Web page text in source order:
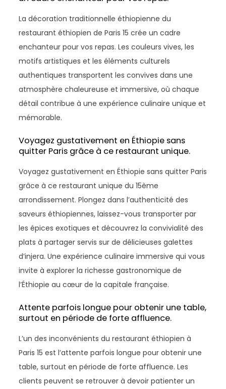
La décoration traditionnelle éthiopienne du
restaurant éthiopien de Paris 15 crée un cadre
enchanteur pour vos repas. Les couleurs vives, les
motifs artistiques et les éléments culturels
authentiques transportent les convives dans une
atmosphère chaleureuse et immersive, où chaque
détail contribue à une expérience culinaire unique et
mémorable.
Voyagez gustativement en Éthiopie sans
quitter Paris grâce à ce restaurant unique.
Voyagez gustativement en Éthiopie sans quitter Paris
grâce à ce restaurant unique du 15ème
arrondissement. Plongez dans l’authenticité des
saveurs éthiopiennes, laissez-vous transporter par
les épices exotiques et découvrez la convivialité des
plats à partager servis sur de délicieuses galettes
d’injera. Une expérience culinaire immersive qui vous
invite à explorer la richesse gastronomique de
l’Éthiopie au cœur de la capitale française.
Attente parfois longue pour obtenir une table,
surtout en période de forte affluence.
L’un des inconvénients du restaurant éthiopien à
Paris 15 est l’attente parfois longue pour obtenir une
table, surtout en période de forte affluence. Les
clients peuvent se retrouver à devoir patienter un